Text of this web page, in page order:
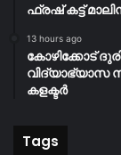
ഫ്രഷ് കട്ട്
13 hours ago
കോഴിക്കോട്
വിദ്യാഭ്യാസ
കളക്ടർ
Tags